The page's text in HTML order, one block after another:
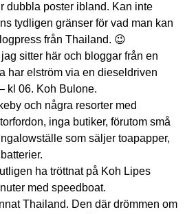
dubbla poster ibland. Kan inte
tydligen gränser för vad man kan
från Thailand. 😉
sitter här och bloggar från en
har elström via en dieseldriven
kl 06. Koh Bulone.
och några resorter med
inga butiker, förutom små
som säljer toapapper,
ha tröttnat på Koh Lipes
med speedboat.
Thailand. Den där drömmen om